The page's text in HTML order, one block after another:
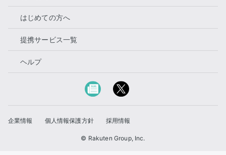
はじめての方へ
提携サービス一覧
ヘルプ
企業情報 個人情報保護方針 採用情報
© Rakuten Group, Inc.